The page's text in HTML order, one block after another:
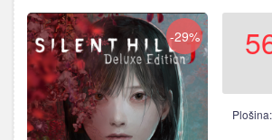
-29%
Plošina: